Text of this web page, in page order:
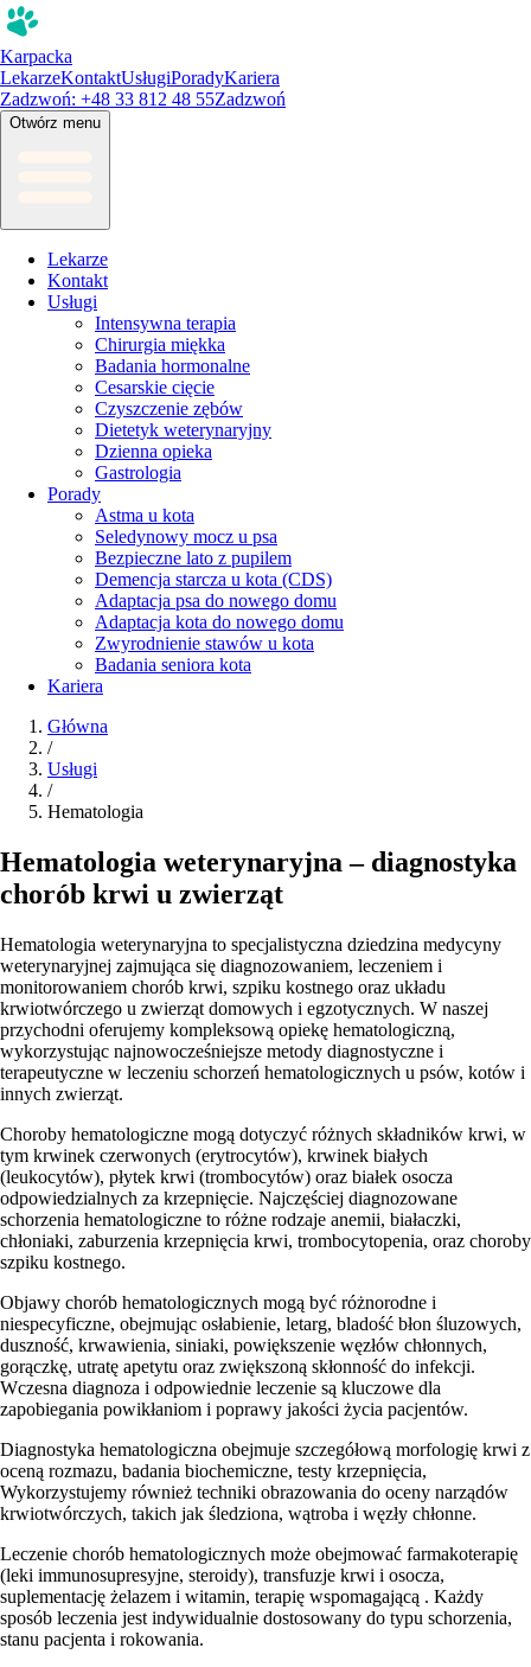
Karpacka
LekarzeKontaktUsługiPoradyKariera
Zadzwoń: +48 33 812 48 55Zadzwoń
Otwórz menu
Lekarze
Kontakt
Usługi
Intensywna terapia
Chirurgia miękka
Badania hormonalne
Cesarskie cięcie
Czyszczenie zębów
Dietetyk weterynaryjny
Dzienna opieka
Gastrologia
Porady
Astma u kota
Seledynowy mocz u psa
Bezpieczne lato z pupilem
Demencja starcza u kota (CDS)
Adaptacja psa do nowego domu
Adaptacja kota do nowego domu
Zwyrodnienie stawów u kota
Badania seniora kota
Kariera
Główna
/
Usługi
/
Hematologia
Hematologia weterynaryjna – diagnostyka
chorób krwi u zwierząt
Hematologia weterynaryjna to specjalistyczna dziedzina medycyny
weterynaryjnej zajmująca się diagnozowaniem, leczeniem i
monitorowaniem chorób krwi, szpiku kostnego oraz układu
krwiotwórczego u zwierząt domowych i egzotycznych. W naszej
przychodni oferujemy kompleksową opiekę hematologiczną,
wykorzystując najnowocześniejsze metody diagnostyczne i
terapeutyczne w leczeniu schorzeń hematologicznych u psów, kotów i
innych zwierząt.
Choroby hematologiczne mogą dotyczyć różnych składników krwi, w
tym krwinek czerwonych (erytrocytów), krwinek białych
(leukocytów), płytek krwi (trombocytów) oraz białek osocza
odpowiedzialnych za krzepnięcie. Najczęściej diagnozowane
schorzenia hematologiczne to różne rodzaje anemii, białaczki,
chłoniaki, zaburzenia krzepnięcia krwi, trombocytopenia, oraz choroby
szpiku kostnego.
Objawy chorób hematologicznych mogą być różnorodne i
niespecyficzne, obejmując osłabienie, letarg, bladość błon śluzowych,
duszność, krwawienia, siniaki, powiększenie węzłów chłonnych,
gorączkę, utratę apetytu oraz zwiększoną skłonność do infekcji.
Wczesna diagnoza i odpowiednie leczenie są kluczowe dla
zapobiegania powikłaniom i poprawy jakości życia pacjentów.
Diagnostyka hematologiczna obejmuje szczegółową morfologię krwi z
oceną rozmazu, badania biochemiczne, testy krzepnięcia,
Wykorzystujemy również techniki obrazowania do oceny narządów
krwiotwórczych, takich jak śledziona, wątroba i węzły chłonne.
Leczenie chorób hematologicznych może obejmować farmakoterapię
(leki immunosupresyjne, steroidy), transfuzje krwi i osocza,
suplementację żelazem i witamin, terapię wspomagającą . Każdy
sposób leczenia jest indywidualnie dostosowany do typu schorzenia,
stanu pacjenta i rokowania.